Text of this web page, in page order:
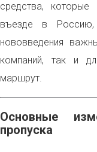
средства, которые
въезде в
нововведения
компаний, так и
маршрут.
Основные
пропуска